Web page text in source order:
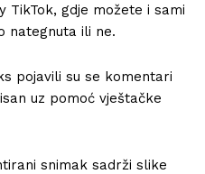
TikTok, gdje možete i sami
nategnuta ili ne.
pojavili su se komentari
uz pomoć vještačke
snimak sadrži slike